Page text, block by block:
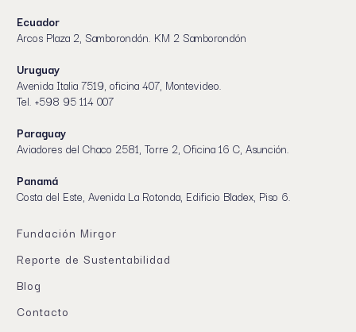
Ecuador
Arcos Plaza 2, Samborondón. KM 2 Samborondón
Uruguay
Avenida Italia 7519, oficina 407, Montevideo.
Tel. +598 95 114 007
Paraguay
Aviadores del Chaco 2581, Torre 2, Oficina 16 C, Asunción.
Panamá
Costa del Este, Avenida La Rotonda, Edificio Bladex, Piso 6.
Fundación Mirgor
Reporte de Sustentabilidad
Blog
Contacto